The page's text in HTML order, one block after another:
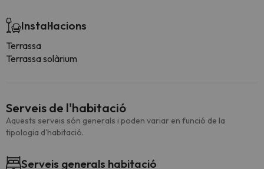
Instal·lacions
Terrassa
Terrassa solàrium
Serveis de l'habitació
Aquests serveis són generals i poden variar en funció de la
tipologia d'habitació.
Serveis generals habitació